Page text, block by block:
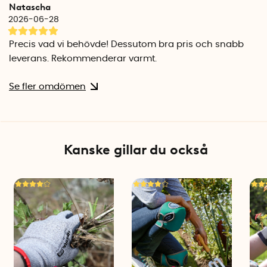
Natascha
2026-06-28
Precis vad vi behövde! Dessutom bra pris och snabb
leverans. Rekommenderar varmt.
Se fler omdömen
Kanske gillar du också